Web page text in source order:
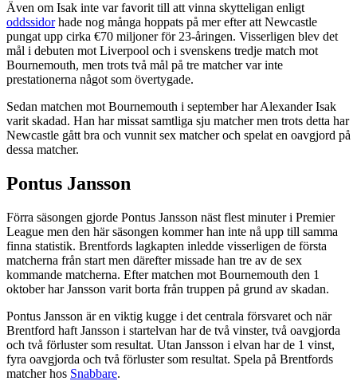
Även om Isak inte var favorit till att vinna skytteligan enligt
oddssidorhade nog många hoppats på mer efter att Newcastle
pungat upp cirka €70 miljoner för 23-åringen. Visserligen blev det
mål i debuten mot Liverpool och i svenskens tredje match mot
Bournemouth, men trots två mål på tre matcher var inte
prestationerna något som övertygade.
Sedan matchen mot Bournemouth i september har Alexander Isak
varit skadad. Han har missat samtliga sju matcher men trots detta har
Newcastle gått bra och vunnit sex matcher och spelat en oavgjord på
dessa matcher.
Pontus Jansson
Förra säsongen gjorde Pontus Jansson näst flest minuter i Premier
League men den här säsongen kommer han inte nå upp till samma
finna statistik. Brentfords lagkapten inledde visserligen de första
matcherna från start men därefter missade han tre av de sex
kommande matcherna. Efter matchen mot Bournemouth den 1
oktober har Jansson varit borta från truppen på grund av skadan.
Pontus Jansson är en viktig kugge i det centrala försvaret och när
Brentford haft Jansson i startelvan har de två vinster, två oavgjorda
och två förluster som resultat. Utan Jansson i elvan har de 1 vinst,
fyra oavgjorda och två förluster som resultat. Spela på Brentfords
matcher hos Snabbare.